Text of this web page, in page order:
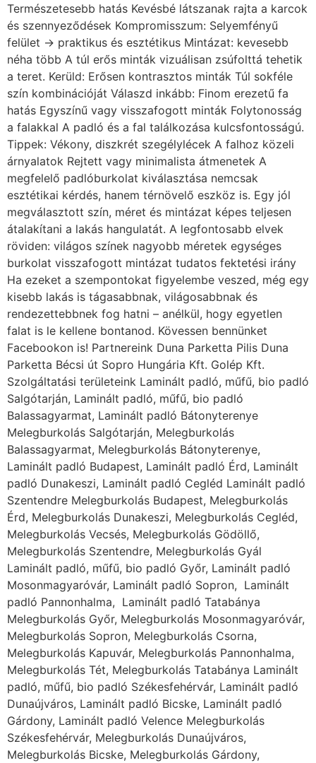
Természetesebb hatás Kevésbé látszanak rajta a karcok
és szennyeződések Kompromisszum: Selyemfényű
felület → praktikus és esztétikus Mintázat: kevesebb
néha több A túl erős minták vizuálisan zsúfolttá tehetik
a teret. Kerüld: Erősen kontrasztos minták Túl sokféle
szín kombinációját Válaszd inkább: Finom erezetű fa
hatás Egyszínű vagy visszafogott minták Folytonosság
a falakkal A padló és a fal találkozása kulcsfontosságú.
Tippek: Vékony, diszkrét szegélylécek A falhoz közeli
árnyalatok Rejtett vagy minimalista átmenetek A
megfelelő padlóburkolat kiválasztása nemcsak
esztétikai kérdés, hanem térnövelő eszköz is. Egy jól
megválasztott szín, méret és mintázat képes teljesen
átalakítani a lakás hangulatát. A legfontosabb elvek
röviden: világos színek nagyobb méretek egységes
burkolat visszafogott mintázat tudatos fektetési irány
Ha ezeket a szempontokat figyelembe veszed, még egy
kisebb lakás is tágasabbnak, világosabbnak és
rendezettebbnek fog hatni – anélkül, hogy egyetlen
falat is le kellene bontanod. Kövessen bennünket
Facebookon is! Partnereink Duna Parketta Pilis Duna
Parketta Bécsi út Sopro Hungária Kft. Golép Kft.
Szolgáltatási területeink Laminált padló, műfű, bio padló
Salgótarján, Laminált padló, műfű, bio padló
Balassagyarmat, Laminált padló Bátonyterenye
Melegburkolás Salgótarján, Melegburkolás
Balassagyarmat, Melegburkolás Bátonyterenye,
Laminált padló Budapest, Laminált padló Érd, Laminált
padló Dunakeszi, Laminált padló Cegléd Laminált padló
Szentendre Melegburkolás Budapest, Melegburkolás
Érd, Melegburkolás Dunakeszi, Melegburkolás Cegléd,
Melegburkolás Vecsés, Melegburkolás Gödöllő,
Melegburkolás Szentendre, Melegburkolás Gyál
Laminált padló, műfű, bio padló Győr, Laminált padló
Mosonmagyaróvár, Laminált padló Sopron, Laminált
padló Pannonhalma, Laminált padló Tatabánya
Melegburkolás Győr, Melegburkolás Mosonmagyaróvár,
Melegburkolás Sopron, Melegburkolás Csorna,
Melegburkolás Kapuvár, Melegburkolás Pannonhalma,
Melegburkolás Tét, Melegburkolás Tatabánya Laminált
padló, műfű, bio padló Székesfehérvár, Laminált padló
Dunaújváros, Laminált padló Bicske, Laminált padló
Gárdony, Laminált padló Velence Melegburkolás
Székesfehérvár, Melegburkolás Dunaújváros,
Melegburkolás Bicske, Melegburkolás Gárdony,